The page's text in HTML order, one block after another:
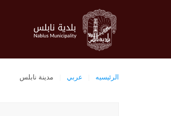
الرئيسيه عربي مدينة نابلس